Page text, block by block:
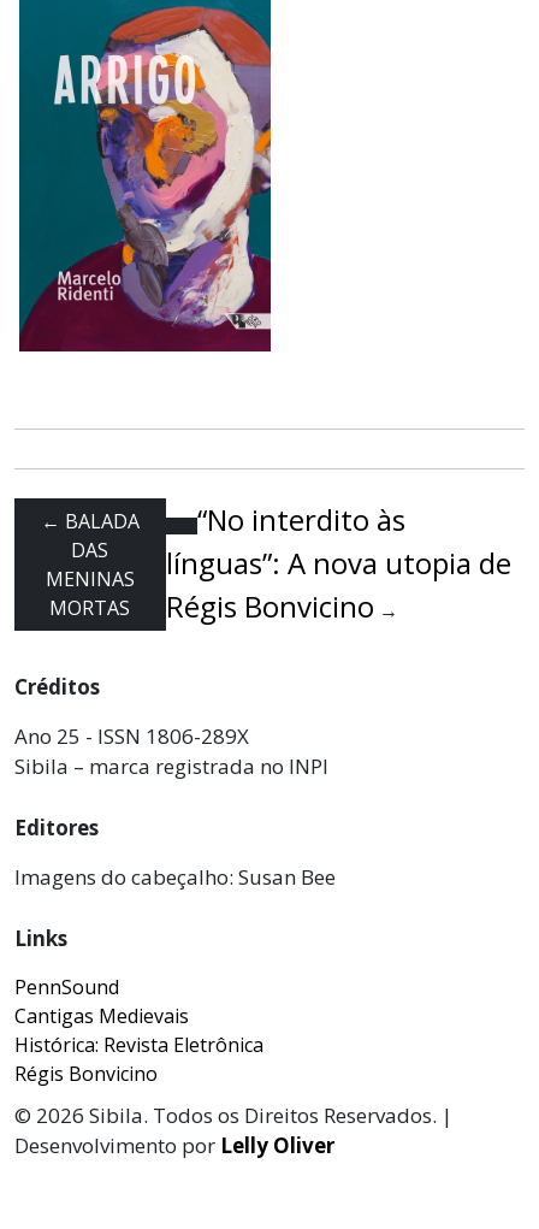
← BALADA
DAS
MENINAS
MORTAS
“No interdito às
línguas”: A nova utopia de
Régis Bonvicino →
Créditos
Ano 25 - ISSN 1806-289X
Sibila – marca registrada no INPI
Editores
Imagens do cabeçalho: Susan Bee
Links
PennSound
Cantigas Medievais
Histórica: Revista Eletrônica
Régis Bonvicino
© 2026 Sibila. Todos os Direitos Reservados. |
Desenvolvimento por Lelly Oliver